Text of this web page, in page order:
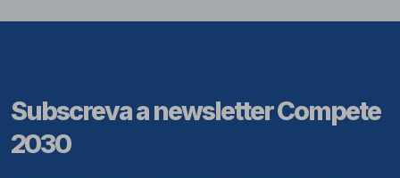
Subscreva a newsletter Compete
2030